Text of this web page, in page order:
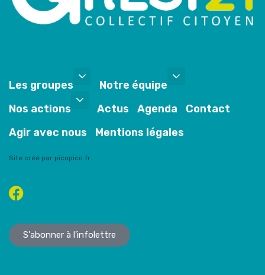
Les groupes
Notre équipe
Nos actions
Actus Agenda
Contact
Agir avec nous
Mentions légales
Site créé par picopico.fr
S'abonner à l'infolettre